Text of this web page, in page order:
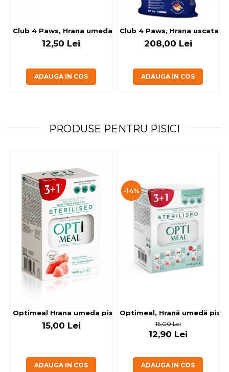
Club 4 Paws, Hrana umeda caini - cu miel, set 5+1, 6x80 g
12,50 Lei
ADAUGA IN COS
Club 4 Paws, Hrana uscata
208,00 Lei
ADAUGA IN COS
PRODUSE PENTRU PISICI
Optimeal Hrana umeda pisici
15,00 Lei
ADAUGA IN COS
-14%
Optimeal, Hrană umedă
15,00 Lei
12,90 Lei
ADAUGA IN COS